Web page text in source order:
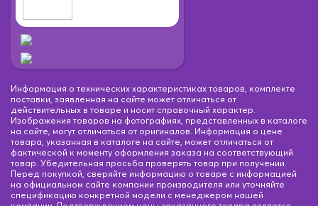
Информация о технических характеристиках товаров, комплекте
поставки, заявленная на сайте может отличаться от
действительных в товаре и носит справочный характер.
Изображения товаров на фотографиях, представленных в каталоге
на сайте, могут отличаться от оригиналов. Информация о цене
товара, указанная в каталоге на сайте, может отличаться от
фактической к моменту оформления заказа на соответствующий
товар. Убедительная просьба проверять товар при получении.
Перед покупкой, сверяйте информацию о товаре с информацией
на официальном сайте компании производителя или уточняйте
спецификацию конкретной модели с менеджером нашей